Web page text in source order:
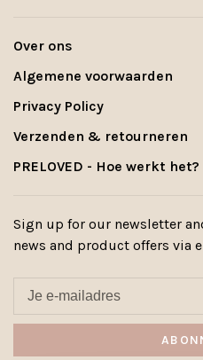
Over ons
Algemene voorwaarden
Privacy Policy
Verzenden & retourneren
PRELOVED - Hoe werkt het?
Sign up for our newsletter
news and product offers via